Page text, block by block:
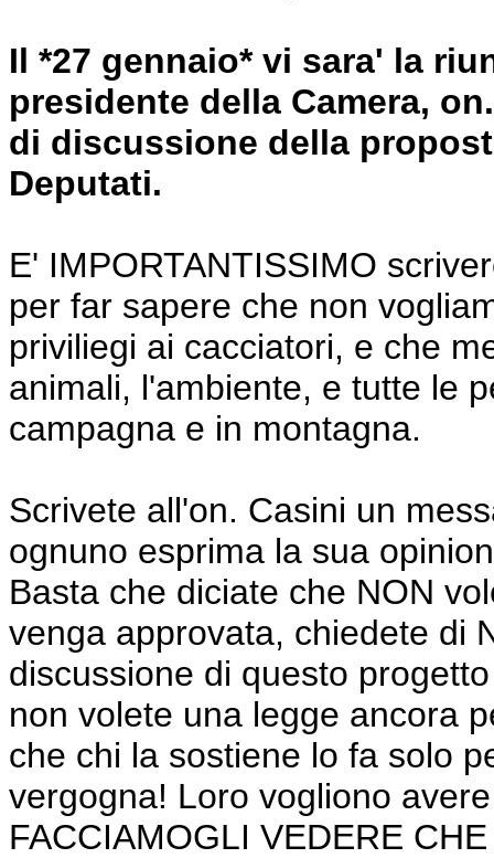
Il *27 gennaio* vi sara' la
presidente della Camera,
di discussione della
Deputati.
E' IMPORTANTISSIMO
per far sapere che non
priviliegi ai cacciatori, e che
animali, l'ambiente, e tutte le
campagna e in montagna.
Scrivete all'on. Casini un
ognuno esprima la sua
Basta che diciate che NON
venga approvata, chiedete di
discussione di questo
non volete una legge ancora
che chi la sostiene lo fa solo
vergogna! Loro vogliono
FACCIAMOGLI VEDERE